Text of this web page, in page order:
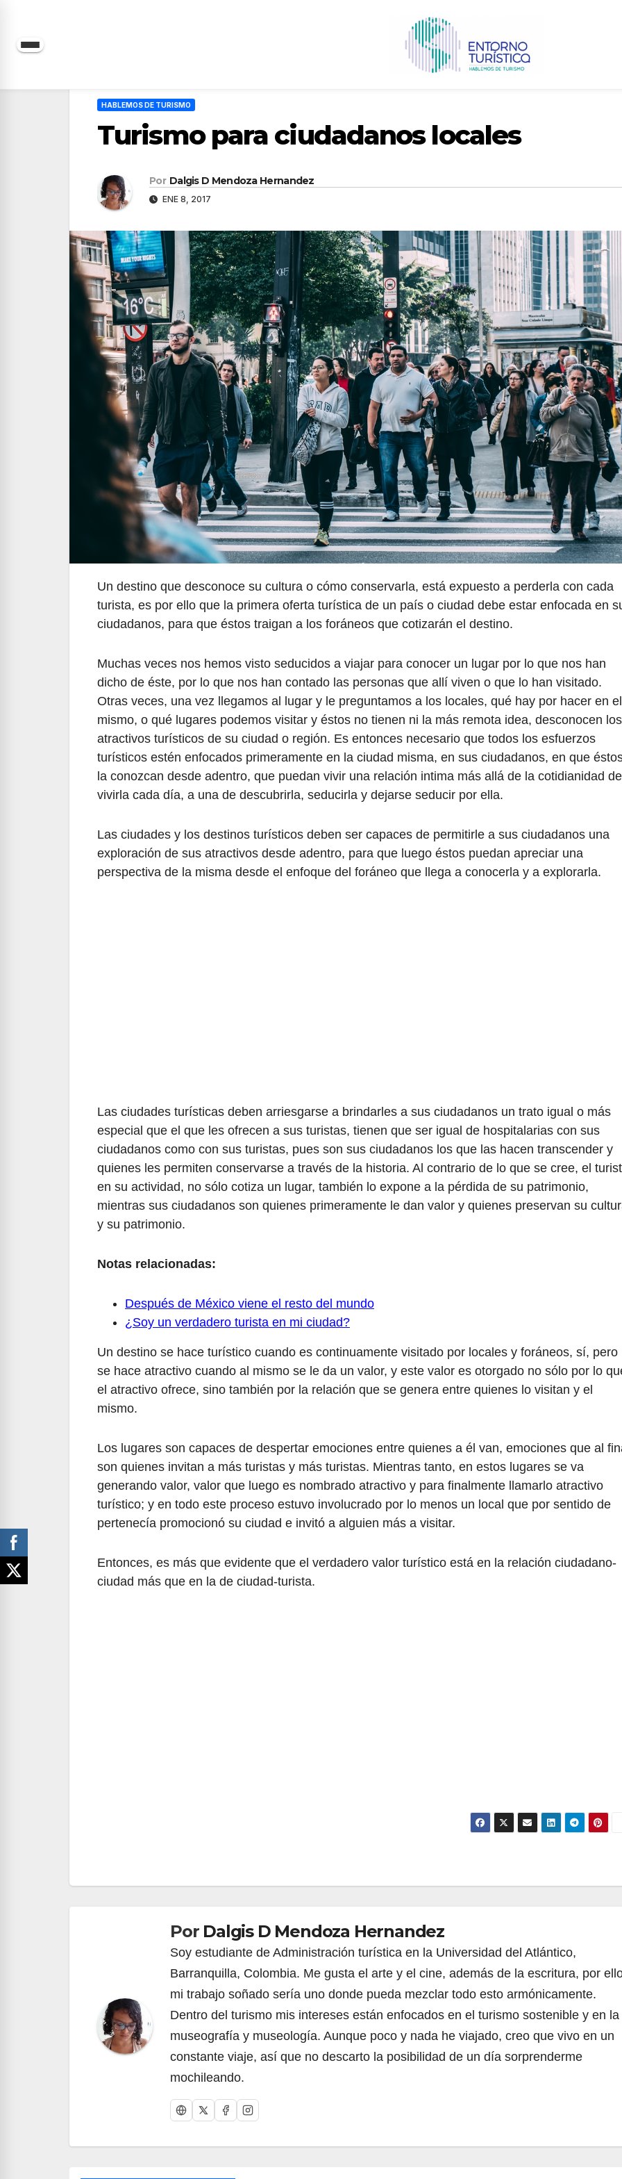
Saltar
HABLEMOS DE TURISMO
Turismo para ciudadanos locales
Por Dalgis D Mendoza Hernandez
ENE 8, 2017
Un destino que desconoce su cultura o cómo conservarla, está expuesto a perderla con cada
turista, es por ello que la primera oferta turística de un país o ciudad debe estar enfocada en
ciudadanos, para que éstos traigan a los foráneos que cotizarán el destino.
Muchas veces nos hemos visto seducidos a viajar para conocer un lugar por lo que nos han
dicho de éste, por lo que nos han contado las personas que allí viven o que lo han visitado.
Otras veces, una vez llegamos al lugar y le preguntamos a los locales, qué hay por hacer en el
mismo, o qué lugares podemos visitar y éstos no tienen ni la más remota idea, desconocen los
atractivos turísticos de su ciudad o región. Es entonces necesario que todos los esfuerzos
turísticos estén enfocados primeramente en la ciudad misma, en sus ciudadanos, en que
la conozcan desde adentro, que puedan vivir una relación intima más allá de la cotidianidad de
vivirla cada día, a una de descubrirla, seducirla y dejarse seducir por ella.
Las ciudades y los destinos turísticos deben ser capaces de permitirle a sus ciudadanos una
exploración de sus atractivos desde adentro, para que luego éstos puedan apreciar una
perspectiva de la misma desde el enfoque del foráneo que llega a conocerla y a explorarla.
Las ciudades turísticas deben arriesgarse a brindarles a sus ciudadanos un trato igual o más
especial que el que les ofrecen a sus turistas, tienen que ser igual de hospitalarias con sus
ciudadanos como con sus turistas, pues son sus ciudadanos los que las hacen transcender y
quienes les permiten conservarse a través de la historia. Al contrario de lo que se cree, el
en su actividad, no sólo cotiza un lugar, también lo expone a la pérdida de su patrimonio,
mientras sus ciudadanos son quienes primeramente le dan valor y quienes preservan su
y su patrimonio.
Notas relacionadas:
Después de México viene el resto del mundo
¿Soy un verdadero turista en mi ciudad?
Un destino se hace turístico cuando es continuamente visitado por locales y foráneos, sí, pero
se hace atractivo cuando al mismo se le da un valor, y este valor es otorgado no sólo por lo
el atractivo ofrece, sino también por la relación que se genera entre quienes lo visitan y el
mismo.
Los lugares son capaces de despertar emociones entre quienes a él van, emociones que al
son quienes invitan a más turistas y más turistas. Mientras tanto, en estos lugares se va
generando valor, valor que luego es nombrado atractivo y para finalmente llamarlo atractivo
turístico; y en todo este proceso estuvo involucrado por lo menos un local que por sentido de
pertenecía promocionó su ciudad e invitó a alguien más a visitar.
Entonces, es más que evidente que el verdadero valor turístico está en la relación ciudadano-
ciudad más que en la de ciudad-turista.
de
entradas
Por Dalgis D Mendoza Hernandez
Soy estudiante de Administración turística en la Universidad del Atlántico,
Barranquilla, Colombia. Me gusta el arte y el cine, además de la escritura, por
mi trabajo soñado sería uno donde pueda mezclar todo esto armónicamente.
Dentro del turismo mis intereses están enfocados en el turismo sostenible y en la
museografía y museología. Aunque poco y nada he viajado, creo que vivo en un
constante viaje, así que no descarto la posibilidad de un día sorprenderme
mochileando.